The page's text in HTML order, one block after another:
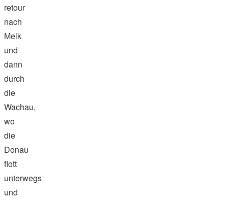
retour
nach
Melk
und
dann
durch
die
Wachau,
wo
die
Donau
flott
unterwegs
und